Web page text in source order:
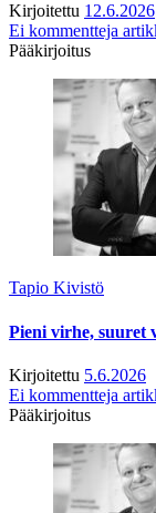
Kirjoitettu 12.6.2026
Ei kommentteja
Pääkirjoitus
Tapio Kivistö
Pieni virhe, suuret
Kirjoitettu 5.6.2026
Ei kommentteja
Pääkirjoitus